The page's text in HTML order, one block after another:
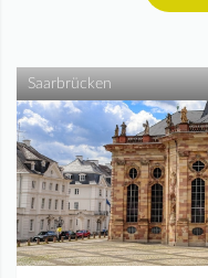
Saarbrücken